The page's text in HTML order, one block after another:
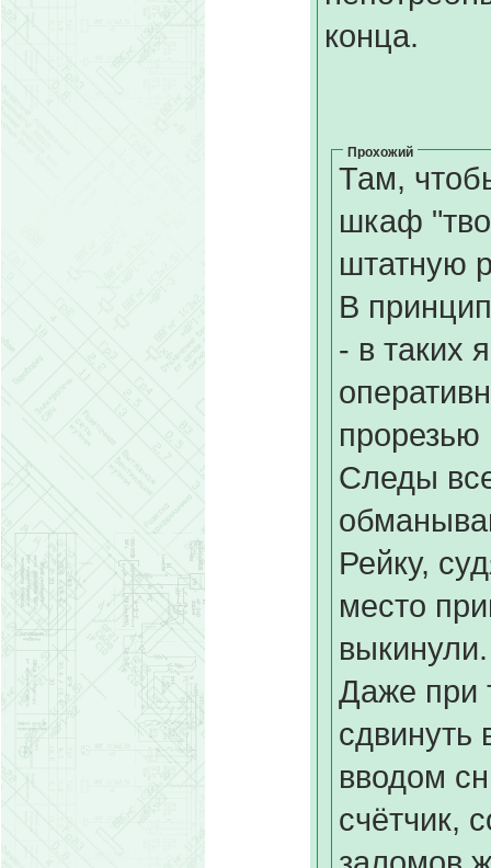
конца.
Прохожий
Там,
шкаф
штатную
В
- в таких
прорезью
Следы
Рейку,
место
Даже при
сдвинуть
вводом
счётчик,